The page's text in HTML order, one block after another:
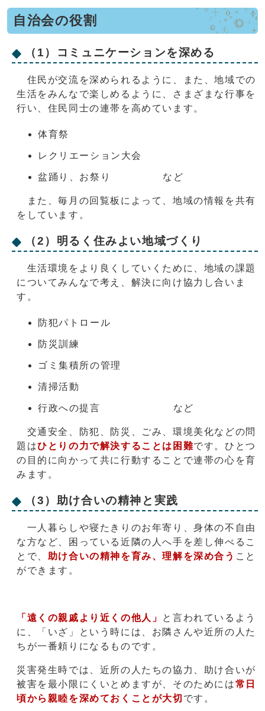
自治会の役割
（1）コミュニケーションを深める
住民が交流を深められるように、また、地域での
生活をみんなで楽しめるように、さまざまな行事を
行い、住民同士の連帯を高めています。
体育祭
レクリエーション大会
盆踊り、お祭り など
また、毎月の回覧板によって、地域の情報を共有
をしています。
（2）明るく住みよい地域づくり
生活環境をより良くしていくために、地域の課題
についてみんなで考え、解決に向け協力し合いま
す。
防犯パトロール
防災訓練
ゴミ集積所の管理
清掃活動
行政への提言 など
交通安全、防犯、防災、ごみ、環境美化などの問
題はひとりの力で解決することは困難です。ひとつ
の目的に向かって共に行動することで連帯の心を育
みます。
（3）助け合いの精神と実践
一人暮らしや寝たきりのお年寄り、身体の不自由
な方など、困っている近隣の人へ手を差し伸べるこ
とで、 助け合いの精神を育み、理解を深め合う こと
ができます。
「遠くの親戚より近くの他人」 と言われているよう
に、「いざ」という時には、お隣さんや近所の人た
ちが一番頼りになるものです。
災害発生時では、近所の人たちの協力、助け合いが
被害を最小限にくいとめますが、そのためには常日
頃から親睦を深めておくことが大切 です。